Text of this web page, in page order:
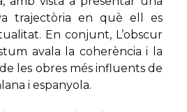
trajectòria en què ell es
En conjunt, L’obscur
avala la coherència i la
les obres més influents de
i espanyola.